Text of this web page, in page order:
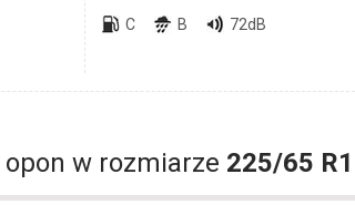
C B 72dB
opon w rozmiarze 225/65